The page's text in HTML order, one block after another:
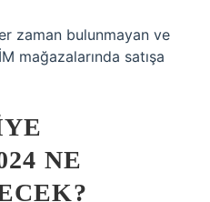
zaman bulunmayan ve
mağazalarında satışa
NE